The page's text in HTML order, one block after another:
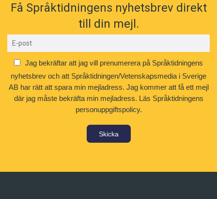
Få Språktidningens nyhetsbrev direkt
till din mejl.
Jag bekräftar att jag vill prenumerera på Språktidningens
nyhetsbrev och att Språktidningen/Vetenskapsmedia i Sverige
AB har rätt att spara min mejladress. Jag kommer att få ett mejl
där jag måste bekräfta min mejladress. Läs Språktidningens
personuppgiftspolicy.
Skicka